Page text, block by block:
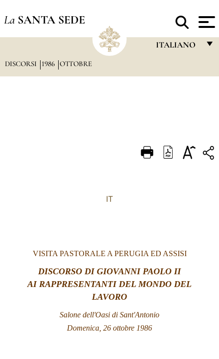
La SANTA SEDE
ITALIANO
DEUTSCH
DISCORSI 1986 OTTOBRE
IT
VISITA PASTORALE A PERUGIA ED ASSISI
DISCORSO DI GIOVANNI PAOLO II
AI RAPPRESENTANTI DEL MONDO DEL
LAVORO
Salone dell'Oasi di Sant'Antonio
Domenica, 26 ottobre 1986